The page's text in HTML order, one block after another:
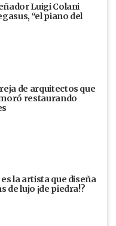
Luigi Colani
“el piano del
de arquitectos que
restaurando
es la artista que diseña
de lujo ¡de piedra!?